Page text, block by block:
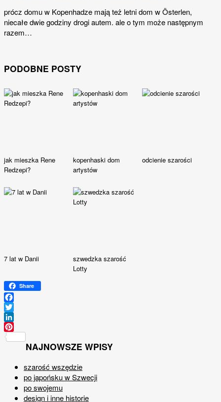
prócz domu w Kopenhadze mają też letni dom w Österlen,
niecałe dwie godziny drogi autem. ale o tym może następnym
razem…
PODOBNE POSTY
jak mieszka Rene
Redzepi?
kopenhaski dom
artystów
odcienie szarości
7 lat w Danii
szwedzka szarość
Lotty
Share
Facebook
Twitter
LinkedIn
NAJNOWSZE WPISY
szarość wszędzie
po japońsku w Szwecji
po swojemu
design i inne historie